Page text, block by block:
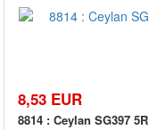
8,53 EUR
8814 : Ceylan SG397